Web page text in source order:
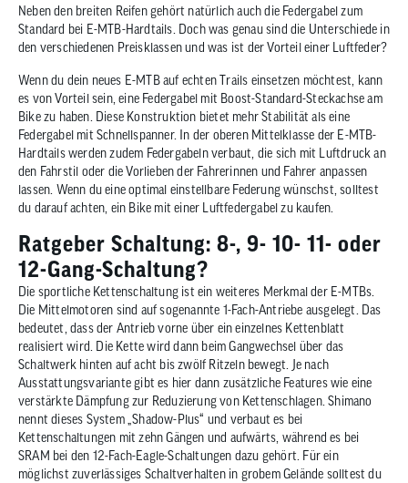
Neben den breiten Reifen gehört natürlich auch die Federgabel zum
Standard bei E-MTB-Hardtails. Doch was genau sind die Unterschiede in
den verschiedenen Preisklassen und was ist der Vorteil einer Luftfeder?
Wenn du dein neues E-MTB auf echten Trails einsetzen möchtest, kann
es von Vorteil sein, eine Federgabel mit Boost-Standard-Steckachse am
Bike zu haben. Diese Konstruktion bietet mehr Stabilität als eine
Federgabel mit Schnellspanner. In der oberen Mittelklasse der E-MTB-
Hardtails werden zudem Federgabeln verbaut, die sich mit Luftdruck an
den Fahrstil oder die Vorlieben der Fahrerinnen und Fahrer anpassen
lassen. Wenn du eine optimal einstellbare Federung wünschst, solltest
du darauf achten, ein Bike mit einer Luftfedergabel zu kaufen.
Ratgeber Schaltung: 8-, 9- 10- 11- oder
12-Gang-Schaltung?
Die sportliche Kettenschaltung ist ein weiteres Merkmal der E-MTBs.
Die Mittelmotoren sind auf sogenannte 1-Fach-Antriebe ausgelegt. Das
bedeutet, dass der Antrieb vorne über ein einzelnes Kettenblatt
realisiert wird. Die Kette wird dann beim Gangwechsel über das
Schaltwerk hinten auf acht bis zwölf Ritzeln bewegt. Je nach
Ausstattungsvariante gibt es hier dann zusätzliche Features wie eine
verstärkte Dämpfung zur Reduzierung von Kettenschlagen. Shimano
nennt dieses System „Shadow-Plus“ und verbaut es bei
Kettenschaltungen mit zehn Gängen und aufwärts, während es bei
SRAM bei den 12-Fach-Eagle-Schaltungen dazu gehört. Für ein
möglichst zuverlässiges Schaltverhalten in grobem Gelände solltest du